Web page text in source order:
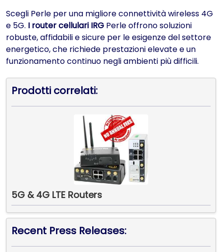
Scegli Perle per una migliore connettività wireless 4G
e 5G. I router cellulari IRG Perle offrono soluzioni
robuste, affidabili e sicure per le esigenze del settore
energetico, che richiede prestazioni elevate e un
funzionamento continuo negli ambienti più difficili.
Prodotti correlati:
5G & 4G LTE Routers
Recent Press Releases: